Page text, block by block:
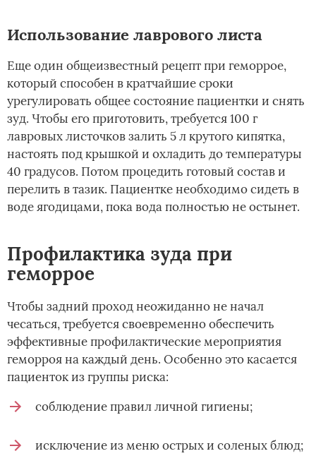
Использование лаврового листа
Еще один общеизвестный рецепт при геморрое,
который способен в кратчайшие сроки
урегулировать общее состояние пациентки и снять
зуд. Чтобы его приготовить, требуется 100 г
лавровых листочков залить 5 л крутого кипятка,
настоять под крышкой и охладить до температуры
40 градусов. Потом процедить готовый состав и
перелить в тазик. Пациентке необходимо сидеть в
воде ягодицами, пока вода полностью не остынет.
Профилактика зуда при
геморрое
Чтобы задний проход неожиданно не начал
чесаться, требуется своевременно обеспечить
эффективные профилактические мероприятия
геморроя на каждый день. Особенно это касается
пациенток из группы риска:
соблюдение правил личной гигиены;
исключение из меню острых и соленых блюд;